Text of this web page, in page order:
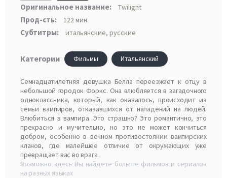
Оригинальное название: Twilight
Прод-сть: 122 мин.
Субтитры: итальянские, русские
Категории Фильмы Итальянский
Семнадцатилетняя девушка Белла переезжает к отцу в
небольшой городок Форкс. Она влюбляется в загадочного
одноклассника, который, как оказалось, происходит из
семьи вампиров, отказавшихся от нападений на людей.
Влюбиться в вампира. Это страшно? Это романтично, это
прекрасно и мучительно, но это не может кончиться
добром, особенно в вечном противостоянии вампирских
кланов, где малейшее отличие от окружающих уже
превращает вас во врага.
Возможно здесь Вы найдете больше фильмов и сериалов
на разных языках